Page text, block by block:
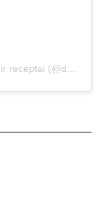
A post shared by Jurga • Maisto fotografija ir receptai (@duonos.ir.zaidimu)